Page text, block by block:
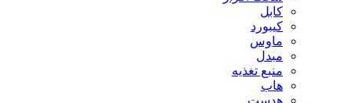
کابل
کیبورد
ماوس
مبدل
منبع تغذیه
هاب
هدست